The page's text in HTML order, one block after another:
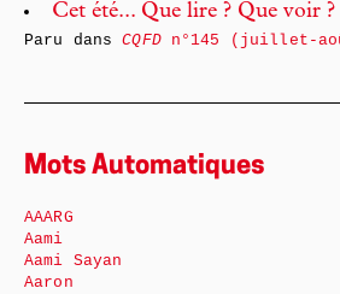
Cet été... Que lire ? Que voir ?
Paru dansCQFDn°145 (juillet-
Mots Automatiques
AAARG
Aami
Aami Sayan
Aaron